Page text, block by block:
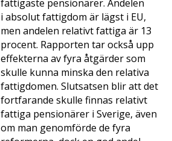
fattigaste pensionärer. Andelen
i absolut fattigdom är lägst i EU,
men andelen relativt fattiga är 13
procent. Rapporten tar också upp
effekterna av fyra åtgärder som
skulle kunna minska den relativa
fattigdomen. Slutsatsen blir att det
fortfarande skulle finnas relativt
fattiga pensionärer i Sverige, även
om man genomförde de fyra